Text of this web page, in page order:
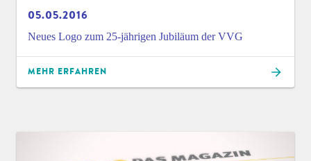
05.05.2016
Neues Logo zum 25-jährigen Jubiläum der VVG
MEHR ERFAHREN